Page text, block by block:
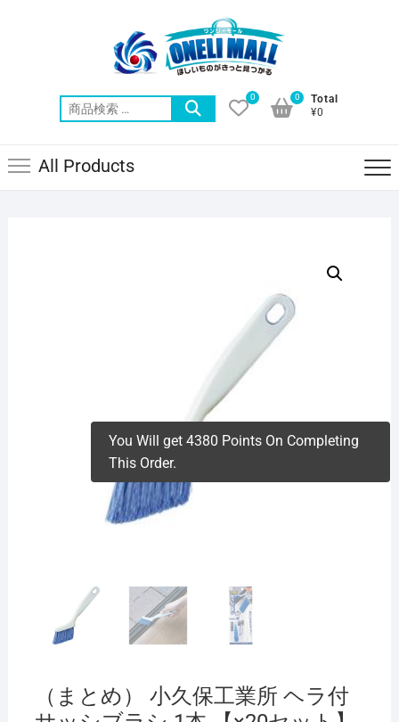
索
0
Total
¥0
0
All Products
（まとめ） 小久保工業所 ヘラ付
You Will get 4380 Points On Completing
This Order.